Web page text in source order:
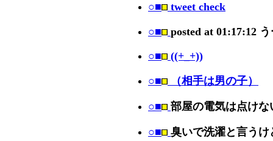
○■
tweet check
○■
posted at 01:17:12
○■
((+_+))
○■ （相手は男の子）
○■ 部屋の電気は点けな
○■ 臭いで洗濯と言う